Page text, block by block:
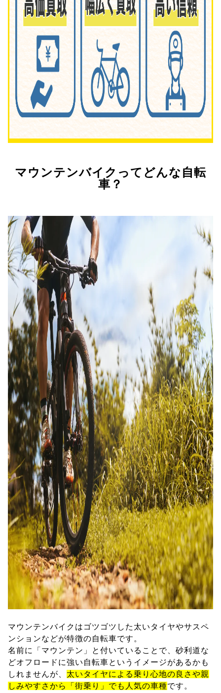
マウンテンバイクってどんな自転
車？
マウンテンバイクはゴツゴツした太いタイヤやサスペ
ンションなどが特徴の自転車です。
名前に「マウンテン」と付いていることで、砂利道な
どオフロードに強い自転車というイメージがあるかも
しれませんが、 太いタイヤによる乗り心地の良さや親
しみやすさから「街乗り」でも人気の車種です。